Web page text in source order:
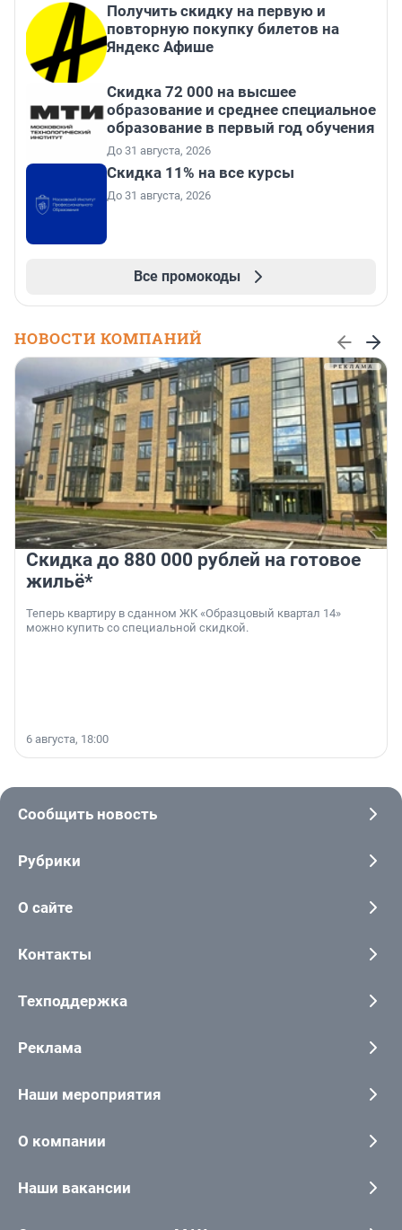
Получить скидку на первую и
повторную покупку билетов на
Яндекс Афише
Скидка 72 000 на высшее
образование и среднее специальное
образование в первый год обучения
До 31 августа, 2026
Скидка 11% на все курсы
До 31 августа, 2026
Все промокоды
НОВОСТИ КОМПАНИЙ
Скидка до 880 000 рублей на готовое
жильё*
Теперь квартиру в сданном ЖК «Образцовый квартал 14»
можно купить со специальной скидкой.
6 августа, 18:00
Сообщить новость
Рубрики
О сайте
Контакты
Техподдержка
Реклама
Наши мероприятия
О компании
Наши вакансии